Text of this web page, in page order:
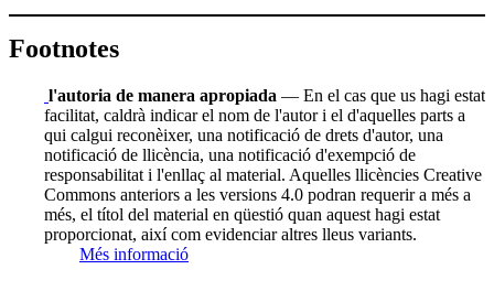
Footnotes
l'autoria de manera apropiada — En el cas que us hagi estat
facilitat, caldrà indicar el nom de l'autor i el d'aquelles parts a
qui calgui reconèixer, una notificació de drets d'autor, una
notificació de llicència, una notificació d'exempció de
responsabilitat i l'enllaç al material. Aquelles llicències Creative
Commons anteriors a les versions 4.0 podran requerir a més a
més, el títol del material en qüestió quan aquest hagi estat
proporcionat, així com evidenciar altres lleus variants.
Més informació